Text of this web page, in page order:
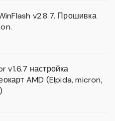
v2.8.7. Прошивка
v1.6.7 настройка
AMD (Elpida, micron,